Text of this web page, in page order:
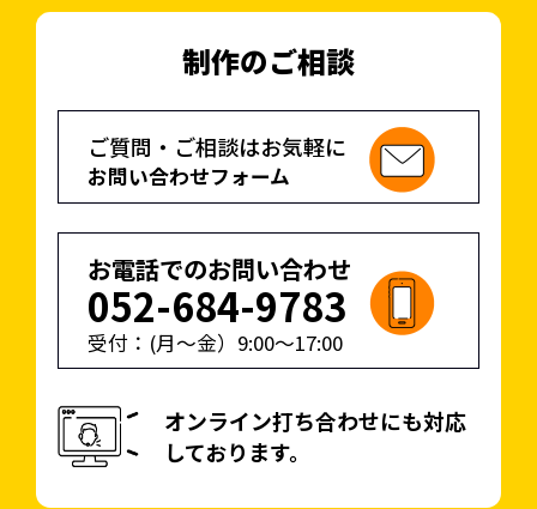
制作のご相談
ご質問・ご相談はお気軽に
お問い合わせフォーム
お電話でのお問い合わせ
052-684-9783
受付：(月〜金） 9:00〜17:00
オンライン打ち合わせにも対応
しております。